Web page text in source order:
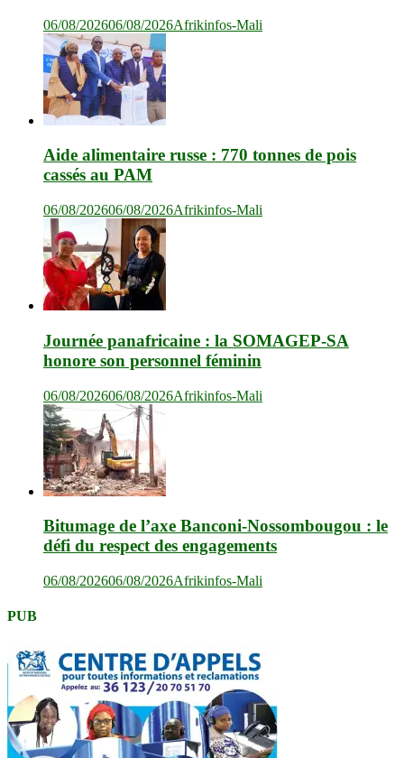
06/08/202606/08/2026Afrikinfos-Mali
Aide alimentaire russe : 770 tonnes de pois
cassés au PAM
06/08/202606/08/2026Afrikinfos-Mali
Journée panafricaine : la SOMAGEP-SA
honore son personnel féminin
06/08/202606/08/2026Afrikinfos-Mali
Bitumage de l’axe Banconi-Nossombougou : le
défi du respect des engagements
06/08/202606/08/2026Afrikinfos-Mali
PUB